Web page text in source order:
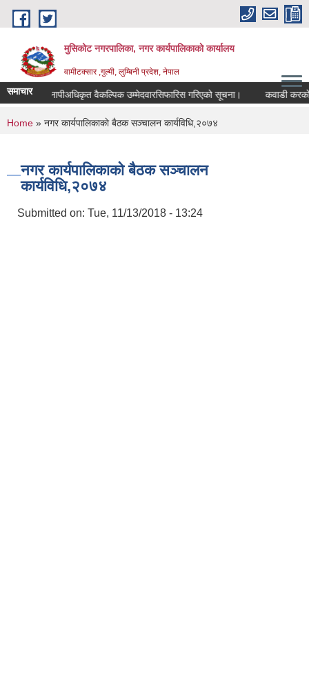
Skip to main content
मुसिकोट नगरपालिका, नगर कार्यपालिकाकाे कार्यालय
वामीटक्सार ,गुल्मी, लुम्बिनी प्रदेश, नेपाल
समाचारनापीअधिकृत वैकल्पिक उम्मेदवारसिफारिस गरिएको सूचना। कवाडी करको
You are here
Home » नगर कार्यपालिकाकाे बैठक सञ्चालन कार्यविधि,२०७४
नगर कार्यपालिकाकाे बैठक सञ्चालन
कार्यविधि,२०७४
Submitted on: Tue, 11/13/2018 - 13:24